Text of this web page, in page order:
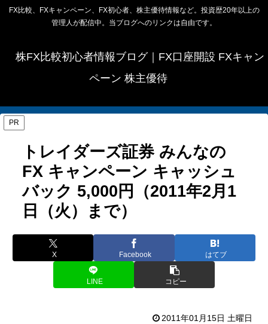
FX比較、FXキャンペーン、FX初心者、株主優待情報など。投資歴20年以上の
管理人が配信中。当ブログへのリンクは自由です。
株FX比較初心者情報ブログ｜FX口座開設 FXキャン
ペーン 株主優待
PR
トレイダーズ証券 みんなの
FX キャンペーン キャッシュ
バック 5,000円（2011年2月1
日（火）まで）
X Facebook はてブ
LINE コピー
2011年01月15日 土曜日